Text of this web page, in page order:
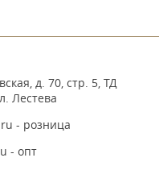
д. 70, стр. 5, ТД
Лестева
- розница
- опт